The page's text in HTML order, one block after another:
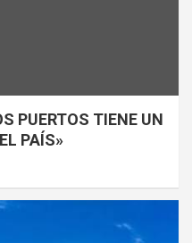
PUERTOS TIENE UN
PAÍS»